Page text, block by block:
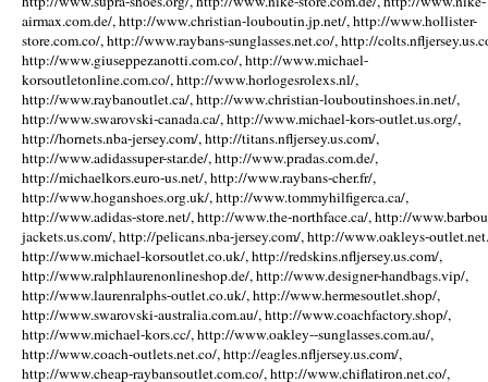
airmax.com.de/, http://www.christian-louboutin.jp.net/, http://www.hollister-
store.com.co/, http://www.raybans-sunglasses.net.co/, http://
http://www.giuseppezanotti.com.co/, http://www.michael-
korsoutletonline.com.co/, http://www.horlogesrolexs.nl/,
http://www.raybanoutlet.ca/, http://www.christian-louboutinshoes.in.net/,
http://www.swarovski-canada.ca/, http://www.michael-kors-outlet.us.org/,
http://hornets.nba-jersey.com/, http://titans.nfljersey.us.com/,
http://www.adidassuper-star.de/, http://www.pradas.com.de/,
http://michaelkors.euro-us.net/, http://www.raybans-cher.fr/,
http://www.hoganshoes.org.uk/, http://www.tommyhilfigerca.ca/,
http://www.adidas-store.net/, http://www.the-northface.ca/, http://
jackets.us.com/, http://pelicans.nba-jersey.com/, http://www.oakleys-
http://www.michael-korsoutlet.co.uk/, http://redskins.nfljersey.us.com/,
http://www.ralphlaurenonlineshop.de/, http://www.designer-handbags.vip/,
http://www.laurenralphs-outlet.co.uk/, http://www.hermesoutlet.shop/,
http://www.swarovski-australia.com.au/, http://www.coachfactory.shop/,
http://www.michael-kors.cc/, http://www.oakley--sunglasses.com.au/,
http://www.coach-outlets.net.co/, http://eagles.nfljersey.us.com/,
http://www.cheap-raybansoutlet.com.co/, http://www.chiflatiron.net.co/,